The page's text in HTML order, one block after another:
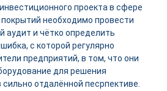
проекта в сфере
необходимо провести
аудит и чётко определить
с которой регулярно
предприятий, в том, что они
для решения
отдалённой песрпективе.